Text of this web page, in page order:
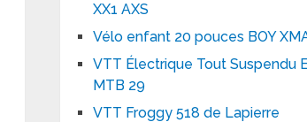
XX1 AXS
Vélo enfant 20 pouces BOY
VTT Électrique Tout Suspendu
MTB 29
VTT Froggy 518 de Lapierre